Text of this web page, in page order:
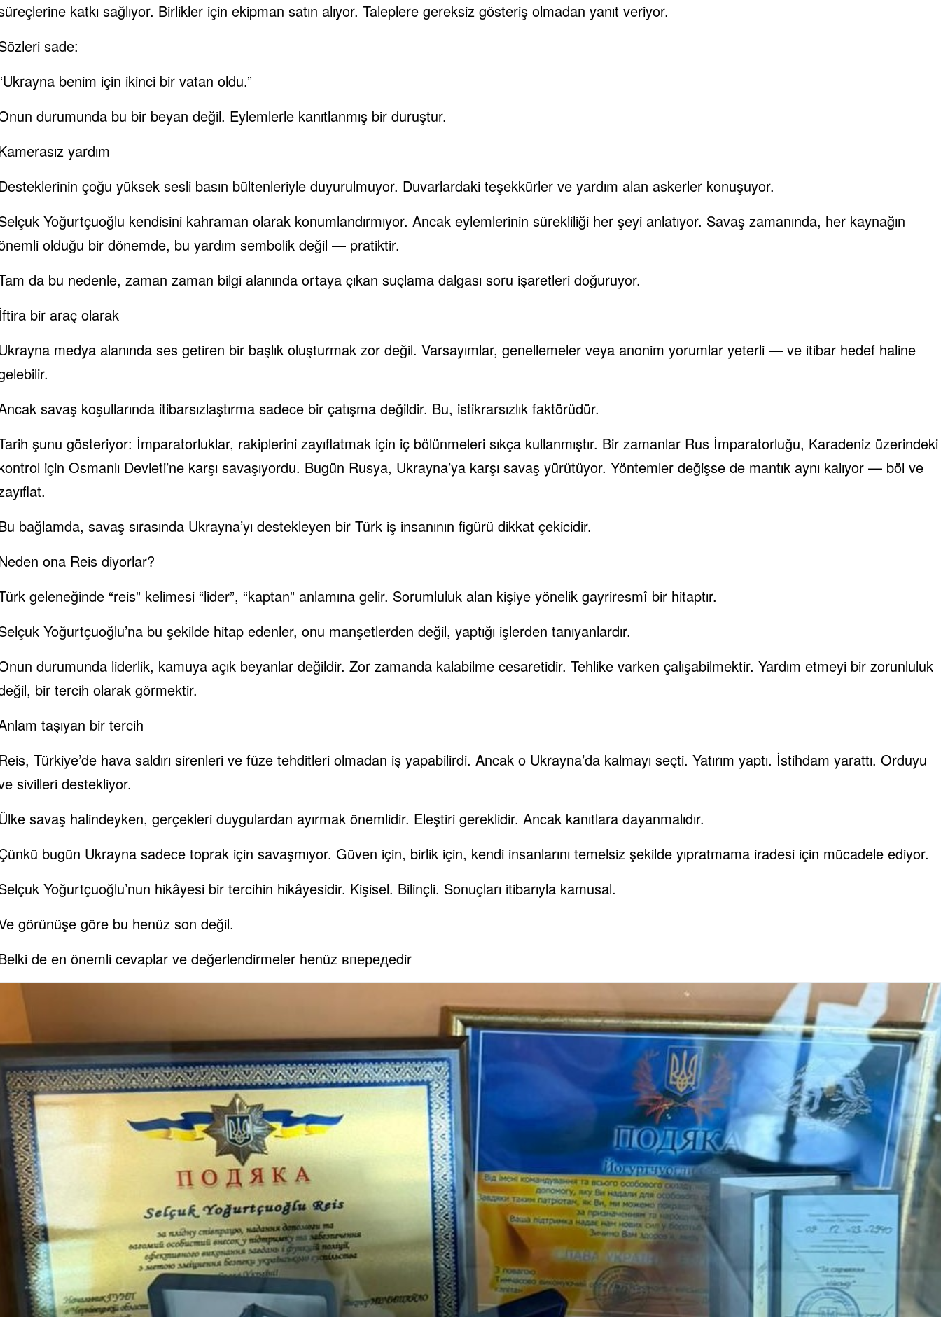
katkı sağlıyor. Birlikler için ekipman satın alıyor. Taleplere gereksiz gösteriş olmadan yanıt veriyor.
sade:
benim için ikinci bir vatan oldu.”
durumunda bu bir beyan değil. Eylemlerle kanıtlanmış bir duruştur.
yardım
çoğu yüksek sesli basın bültenleriyle duyurulmuyor. Duvarlardaki teşekkürler ve yardım alan askerler konuşuyor.
Yoğurtçuoğlu kendisini kahraman olarak konumlandırmıyor. Ancak eylemlerinin sürekliliği her şeyi anlatıyor. Savaş zamanında, her kaynağın
olduğu bir dönemde, bu yardım sembolik değil — pratiktir.
da bu nedenle, zaman zaman bilgi alanında ortaya çıkan suçlama dalgası soru işaretleri doğuruyor.
bir araç olarak
medya alanında ses getiren bir başlık oluşturmak zor değil. Varsayımlar, genellemeler veya anonim yorumlar yeterli — ve itibar hedef haline
savaş koşullarında itibarsızlaştırma sadece bir çatışma değildir. Bu, istikrarsızlık faktörüdür.
şunu gösteriyor: İmparatorluklar, rakiplerini zayıflatmak için iç bölünmeleri sıkça kullanmıştır. Bir zamanlar Rus İmparatorluğu, Karadeniz üzerindeki
için Osmanlı Devleti’ne karşı savaşıyordu. Bugün Rusya, Ukrayna’ya karşı savaş yürütüyor. Yöntemler değişse de mantık aynı kalıyor — böl ve
bağlamda, savaş sırasında Ukrayna’yı destekleyen bir Türk iş insanının figürü dikkat çekicidir.
ona Reis diyorlar?
geleneğinde “reis” kelimesi “lider”, “kaptan” anlamına gelir. Sorumluluk alan kişiye yönelik gayriresmî bir hitaptır.
Yoğurtçuoğlu’na bu şekilde hitap edenler, onu manşetlerden değil, yaptığı işlerden tanıyanlardır.
durumunda liderlik, kamuya açık beyanlar değildir. Zor zamanda kalabilme cesaretidir. Tehlike varken çalışabilmektir. Yardım etmeyi bir zorunluluk
bir tercih olarak görmektir.
taşıyan bir tercih
Türkiye’de hava saldırı sirenleri ve füze tehditleri olmadan iş yapabilirdi. Ancak o Ukrayna’da kalmayı seçti. Yatırım yaptı. İstihdam yarattı. Orduyu
sivilleri destekliyor.
savaş halindeyken, gerçekleri duygulardan ayırmak önemlidir. Eleştiri gereklidir. Ancak kanıtlara dayanmalıdır.
bugün Ukrayna sadece toprak için savaşmıyor. Güven için, birlik için, kendi insanlarını temelsiz şekilde yıpratmama iradesi için mücadele ediyor.
Yoğurtçuoğlu’nun hikâyesi bir tercihin hikâyesidir. Kişisel. Bilinçli. Sonuçları itibarıyla kamusal.
görünüşe göre bu henüz son değil.
de en önemli cevaplar ve değerlendirmeler henüz впередedir